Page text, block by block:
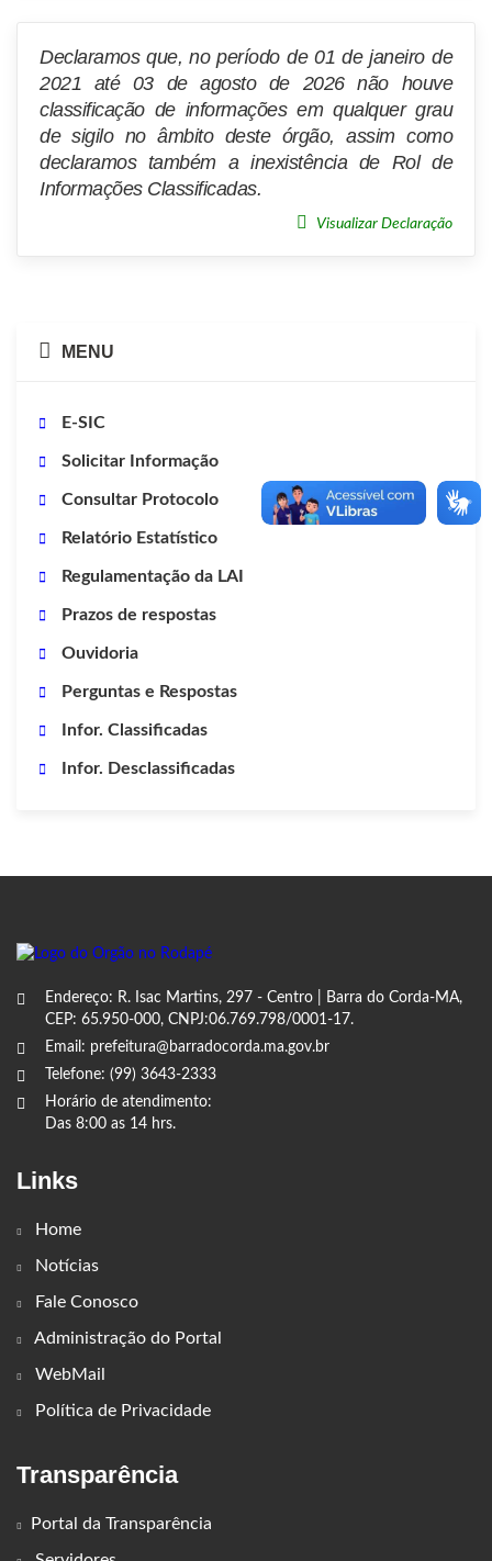
Declaramos que, no período de 01 de janeiro de
2021 até 03 de agosto de 2026 não houve
classificação de informações em qualquer grau
de sigilo no âmbito deste órgão, assim como
declaramos também a inexistência de Rol de
Informações Classificadas.
Visualizar Declaração
MENU
E-SIC
Solicitar Informação
Consultar Protocolo
Relatório Estatístico
Regulamentação da LAI
Prazos de respostas
Ouvidoria
Perguntas e Respostas
Infor. Classificadas
Infor. Desclassificadas
Endereço: R. Isac Martins, 297 - Centro | Barra do Corda-MA,
CEP: 65.950-000, CNPJ:06.769.798/0001-17.
Email: prefeitura@barradocorda.ma.gov.br
Telefone: (99) 3643-2333
Horário de atendimento:
Das 8:00 as 14 hrs.
Links
Home
Notícias
Fale Conosco
Administração do Portal
WebMail
Política de Privacidade
Transparência
Portal da Transparência